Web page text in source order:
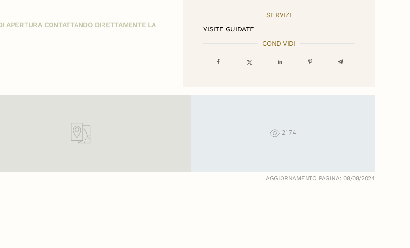
APERTURA CONTATTANDO DIRETTAMENTE LA
SERVIZI
VISITE GUIDATE
CONDIVIDI
2174
AGGIORNAMENTO PAGINA: 08/08/2024